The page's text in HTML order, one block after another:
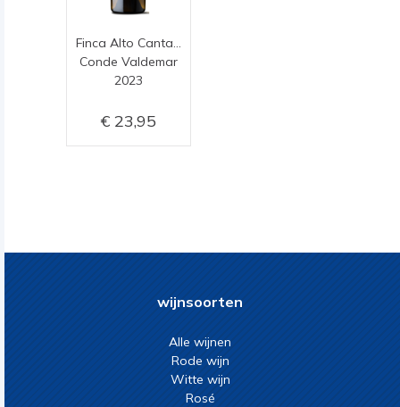
Conde Valdemar
2023
23,95
wijnsoorten
Alle wijnen
Rode wijn
Witte wijn
Rosé